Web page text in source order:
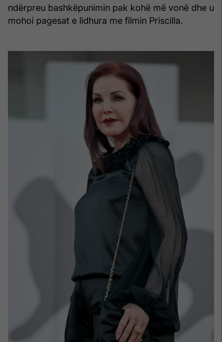
ndërpreu bashkëpunimin pak kohë më vonë dhe u
mohoi pagesat e lidhura me filmin Priscilla.